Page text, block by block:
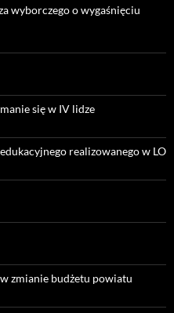
wyborczego o wygaśnięciu
się w IV lidze
realizowanego w LO
zmianie budżetu powiatu